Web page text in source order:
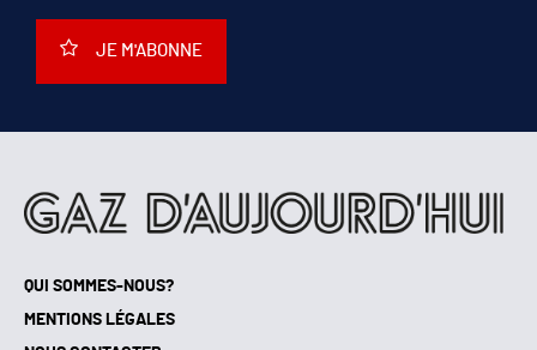
QUI SOMMES-NOUS?
MENTIONS LÉGALES
JE M'ABONNE